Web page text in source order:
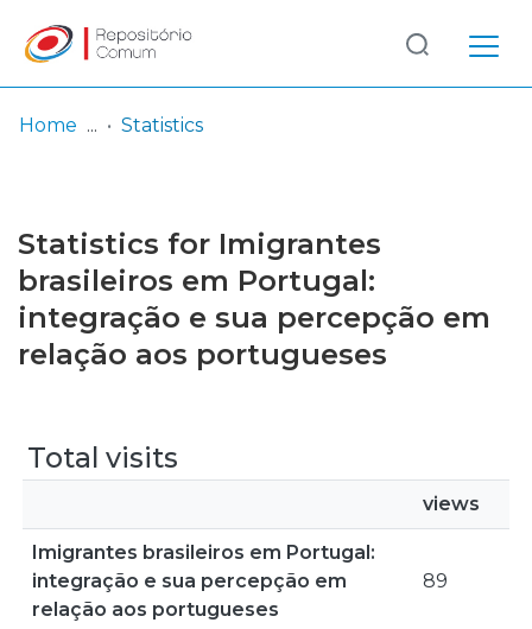
Browse repository
Entities
Log
In
(current)
Home Statistics
Statistics for Imigrantes
brasileiros em Portugal:
integração e sua percepção em
relação aos portugueses
Total visits
views
Imigrantes brasileiros em Portugal:
integração e sua percepção em
relação aos portugueses
89